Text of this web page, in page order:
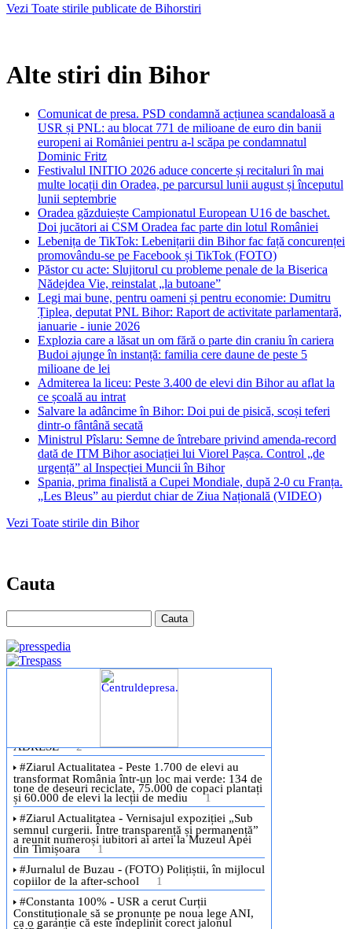
Vezi Toate stirile publicate de Bihorstiri
Alte stiri din Bihor
Comunicat de presa. PSD condamnă acțiunea scandaloasă a
USR și PNL: au blocat 771 de milioane de euro din banii
europeni ai României pentru a-l scăpa pe condamnatul
Dominic Fritz
Festivalul INITIO 2026 aduce concerte și recitaluri în mai
multe locații din Oradea, pe parcursul lunii august și începutul
lunii septembrie
Oradea găzduiește Campionatul European U16 de baschet.
Doi jucători ai CSM Oradea fac parte din lotul României
Lebenița de TikTok: Lebenițarii din Bihor fac față concurenței
promovându-se pe Facebook și TikTok (FOTO)
Păstor cu acte: Slujitorul cu probleme penale de la Biserica
Nădejdea Vie, reinstalat „la butoane”
Legi mai bune, pentru oameni și pentru economie: Dumitru
Țiplea, deputat PNL Bihor: Raport de activitate parlamentară,
ianuarie - iunie 2026
Explozia care a lăsat un om fără o parte din craniu în cariera
Budoi ajunge în instanță: familia cere daune de peste 5
milioane de lei
Admiterea la liceu: Peste 3.400 de elevi din Bihor au aflat la
ce școală au intrat
Salvare la adâncime în Bihor: Doi pui de pisică, scoși teferi
dintr-o fântână secată
Ministrul Pîslaru: Semne de întrebare privind amenda-record
dată de ITM Bihor asociației lui Viorel Pașca. Control „de
urgență” al Inspecției Muncii în Bihor
Spania, prima finalistă a Cupei Mondiale, după 2-0 cu Franța.
„Les Bleus” au pierdut chiar de Ziua Națională (VIDEO)
Vezi Toate stirile din Bihor
Cauta